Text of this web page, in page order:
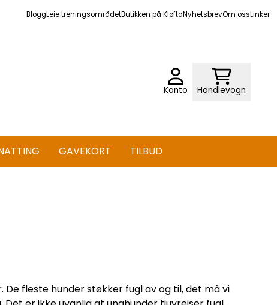
BloggLeie treningsområdetButikken på KløftaNyhetsbrevOm ossLinker
Konto Handlevogn
GAVEKORT TILBUD
fleste hunder støkker fugl av og til, det må vi